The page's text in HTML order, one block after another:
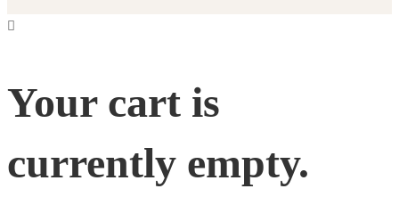
Cart
Your cart is
currently empty.